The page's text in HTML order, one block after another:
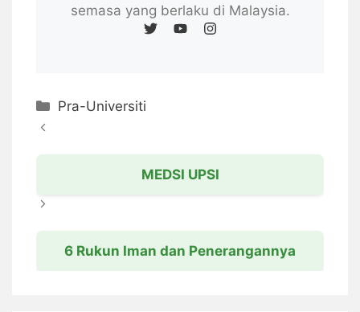
semasa yang berlaku di Malaysia.
Categories
Pra-Universiti
MEDSI UPSI
6 Rukun Iman dan Penerangannya